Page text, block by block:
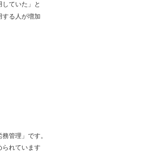
ていた」と
する人が増加
管理」です。
られています